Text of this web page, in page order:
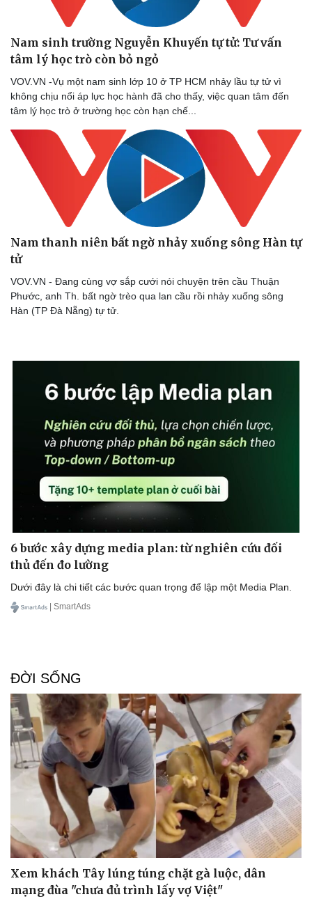
Lịch thi đấu bóng đá
Thế giới thể thao
Hậu trường
Xe máy
Tư vấn
Nam sinh trường Nguyễn Khuyến tự tử: Tư vấn
tâm lý học trò còn bỏ ngỏ
VOV.VN -Vụ một nam sinh lớp 10 ở TP HCM nhảy lầu tự tử vì
không chịu nổi áp lực học hành đã cho thấy, việc quan tâm đến
tâm lý học trò ở trường học còn hạn chế...
Nam thanh niên bất ngờ nhảy xuống sông Hàn tự
tử
VOV.VN - Đang cùng vợ sắp cưới nói chuyện trên cầu Thuận
Phước, anh Th. bất ngờ trèo qua lan cầu rồi nhảy xuống sông
Hàn (TP Đà Nẵng) tự tử.
6 bước xây dựng media plan: từ nghiên cứu đối
thủ đến đo lường
Dưới đây là chi tiết các bước quan trọng để lập một Media Plan.
| SmartAds
ĐỜI SỐNG
Xem khách Tây lúng túng chặt gà luộc, dân
mạng đùa "chưa đủ trình lấy vợ Việt"